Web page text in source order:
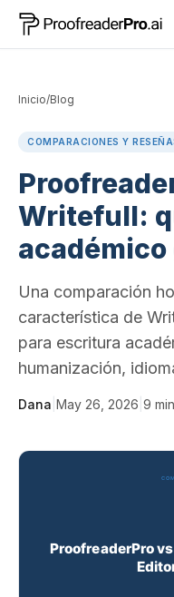
Inicio/Blog
COMPARACIONES Y
Writefull:
académico
Una comparación
característica de
para escritura
humanización,
Dana May 26, 2026 9